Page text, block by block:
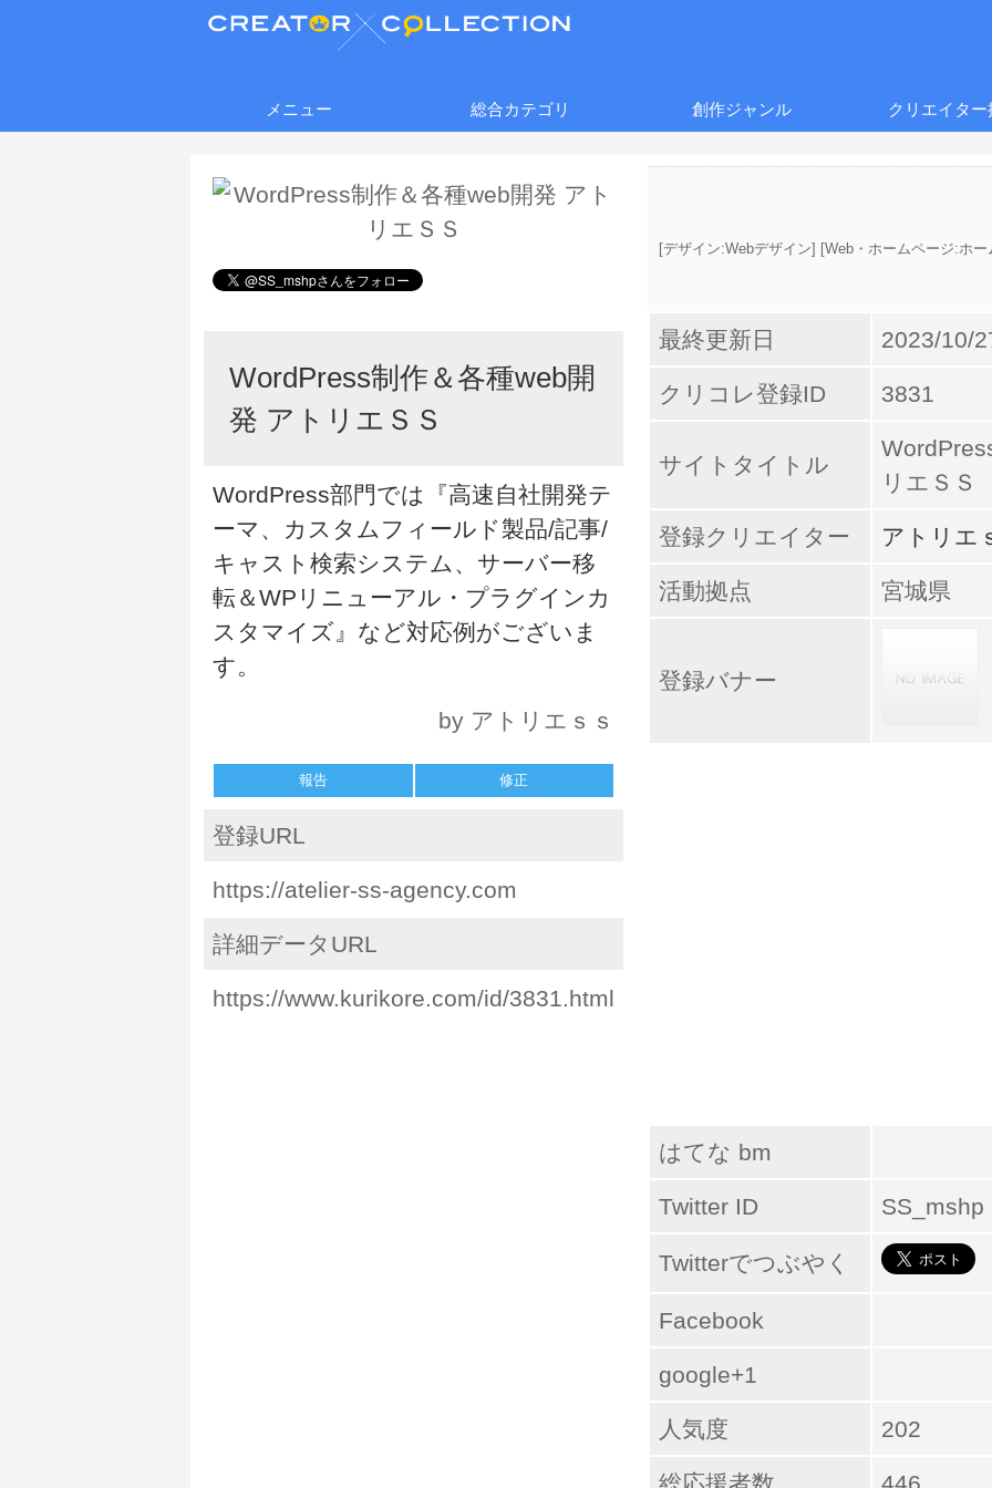
メニュー 総合カテゴリ 創作ジャンル クリエイタ
WordPress制作＆各種web開
発 アトリエＳＳ
WordPress部門では『高速自社開発テ
ーマ、カスタムフィールド製品/記事/
キャスト検索システム、サーバー移
転＆WPリニューアル・プラグインカ
スタマイズ』など対応例がございま
す。
by アトリエｓｓ
報告 修正
登録URL
https://atelier-ss-agency.com
詳細データURL
https://www.kurikore.com/id/3831.html
[デザイン:Webデザイン] [Web・ホームページ:ホ
最終更新日 2023/10/
クリコレ登録ID 3831
サイトタイトル
リエＳＳ
登録クリエイター アトリエ
活動拠点 宮城県
登録バナー
はてな bm
Twitter ID SS_mshp
Twitterでつぶやく
Facebook
google+1
人気度 202